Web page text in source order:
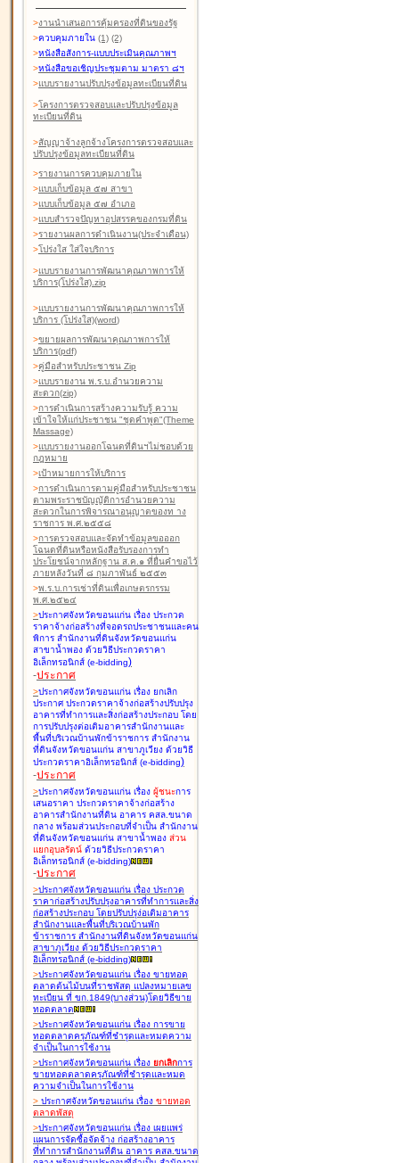
>งานนำเสนอการคุ้มครองที่ดินของรัฐ
>ควบคุมภายใน (1) (2)
>หนังสือสังการ-แบบประเมินคุณภาพฯ
>หนังสือขอเชิญประชุมตาม มาตรา ๘ฯ
>แบบรายงานปรับปรุงข้อมูลทะเบียนที่ดิน
>โครงการตรวจสอบและปรับปรุงข้อมูล
ทะเบียนที่ดิน
>สัญญาจ้างลูกจ้างโครงการตรวจสอบและ
ปรับปรุงข้อมูลทะเบียนที่ดิน
>รายงานการควบคุมภายใน
>แบบเก็บข้อมูล ๕๗ สาขา
>แบบเก็บข้อมูล ๕๗ อำเภอ
>แบบสำรวจปัญหาอุปสรรคของกรมที่ดิน
>รายงานผลการดำเนินงาน(ประจำเดือน)
>โปร่งใส ใส่ใจบริการ
>แบบรายงานการพัฒนาคุณภาพการให้
บริการ(โปร่งใส).zip
>แบบรายงานการพัฒนาคุณภาพการให้
บริการ (โปร่งใส)(word)
>ขยายผลการพัฒนาคุณภาพการให้
บริการ(pdf)
>คู่มือสำหรับประชาชน Zip
>แบบรายงาน พ.ร.บ.อำนวยความ
สะดวก(zip)
>การดำเนินการสร้างความรับรู้ ความ
เข้าใจให้แก่ประชาชน "ชุดคำพูด"(Theme
Massage)
>แบบรายงานออกโฉนดที่ดินฯไม่ชอบด้วย
กฎหมาย
>เป้าหมายการให้บริการ
>การดำเนินการตามคู่มือสำหรับประชาชน
ตามพระราชบัญญัติการอำนวยความ
สะดวกในการพิจารณาอนุญาตของท าง
ราชการ พ.ศ.๒๕๕๘
>การตรวจสอบและจัดทำข้อมูลขอออก
โฉนดที่ดินหรือหนังสือรับรองการทำ
ประโยชน์จากหลักฐาน ส.ค.๑ ที่ยื่นคำขอไว้
ภายหลังวันที่ ๘ กุมภาพันธ์ ๒๕๕๓
>พ.ร.บ.การเช่าที่ดินเพื่อเกษตรกรรม
พ.ศ.๒๕๒๔
>ประกาศจังหวัดขอนแก่น เรื่อง ประกวด
ราคาจ้างก่อสร้างที่จอดรถประชาชนและคน
พิการ สำนักงานที่ดินจังหวัดขอนแก่น
สาขาน้ำพอง ด้วยวิธีประกวดราคา
อิเล็กทรอนิกส์ (e-bidding)
-ประกาศ
>ประกาศจังหวัดขอนแก่น เรื่อง ยกเลิก
ประกาศ ประกวดราคาจ้างก่อสร้างปรับปรุง
อาคารที่ทำการและสิ่งก่อสร้างประกอบ โดย
การปรับปรุงต่อเติมอาคารสำนักงานและ
พื้นที่บริเวณบ้านพักข้าราชการ สำนักงาน
ที่ดินจังหวัดขอนแก่น สาขาภูเวียง ด้วยวิธี
ประกวดราคาอิเล็กทรอนิกส์ (e-bidding)
-ประกาศ
>ประกาศจังหวัดขอนแก่น เรื่อง ผู้ชนะการ
เสนอราคา ประกวดราคาจ้างก่อสร้าง
อาคารสำนักงานที่ดิน อาคาร คสล.ขนาด
กลาง พร้อมส่วนประกอบที่จำเป็น สำนักงาน
ที่ดินจังหวัดขอนแก่น สาขาน้ำพอง ส่วน
แยกอุบลรัตน์ ด้วยวิธีประกวดราคา
อิเล็กทรอนิกส์ (e-bidding)
-ประกาศ
>ประกาศจังหวัดขอนแก่น เรื่อง ประกวด
ราคาก่อสร้างปรับปรุงอาคารที่ทำการและสิ่ง
ก่อสร้างประกอบ โดยปรับปรุง่อเติมอาคาร
สำนักงานและพื้นที่บริเวณบ้านพัก
ข้าราชการ สำนักงานที่ดินจังหวัดขอนแก่น
สาขาภูเวียง ด้วยวิธีประกวดราคา
อิเล็กทรอนิกส์ (e-bidding)
>ประกาศจังหวัดขอนแก่น เรื่อง ขายทอด
ตลาดต้นไม้บนที่ราชพัสดุ แปลงหมายเลข
ทะเบียน ที่ ขก.1849(บางส่วน)โดยวิธีขาย
ทอดตลาด
>ประกาศจังหวัดขอนแก่น เรื่อง การขาย
ทอดตลาดครุภัณฑ์ที่ชำรุดและหมดความ
จำเป็นในการใช้งาน
>ประกาศจังหวัดขอนแก่น เรื่อง ยกเลิกการ
ขายทอดตลาดครุภัณฑ์ที่ชำรุดและหมด
ความจำเป็นในการใช้งาน
> ประกาศจังหวัดขอนแก่น เรื่อง ขายทอด
ตลาดพัสดุ
>ประกาศจังหวัดขอนแก่น เรื่อง เผยแพร่
แผนการจัดซื้อจัดจ้าง ก่อสร้างอาคาร
ที่ทำการสำนักงานที่ดิน อาคาร คสล.ขนาด